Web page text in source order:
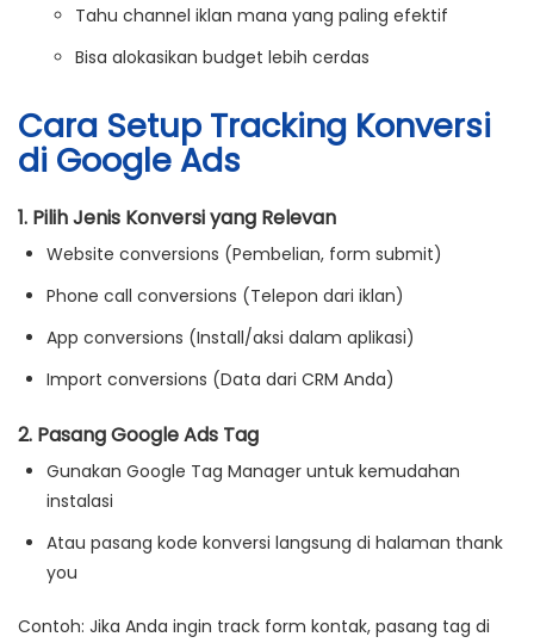
Tahu channel iklan mana yang paling efektif
Bisa alokasikan budget lebih cerdas
Cara Setup Tracking Konversi
di Google Ads
1. Pilih Jenis Konversi yang Relevan
Website conversions (Pembelian, form submit)
Phone call conversions (Telepon dari iklan)
App conversions (Install/aksi dalam aplikasi)
Import conversions (Data dari CRM Anda)
2. Pasang Google Ads Tag
Gunakan Google Tag Manager untuk kemudahan
instalasi
Atau pasang kode konversi langsung di halaman thank
you
Contoh: Jika Anda ingin track form kontak, pasang tag di